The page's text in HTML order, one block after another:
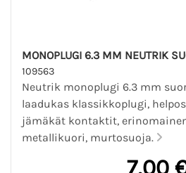
MONOPLUGI 6.3 MM NEUTRIK
109563
Neutrik monoplugi 6.3 mm
laadukas klassikkoplugi,
jämäkät kontaktit,
metallikuori, murtosuoja.
7,00